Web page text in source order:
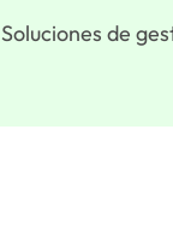
Soluciones de